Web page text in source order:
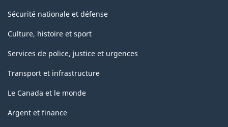
Sécurité nationale et défense
Culture, histoire et sport
Services de police, justice et urgences
Transport et infrastructure
Le Canada et le monde
Argent et finance